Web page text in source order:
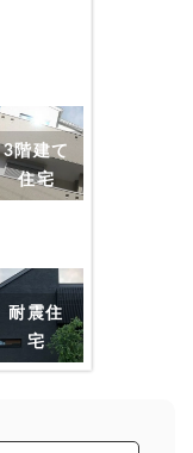
3階建て
住宅
耐震住
宅